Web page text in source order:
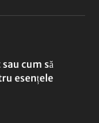
cum să
esențele